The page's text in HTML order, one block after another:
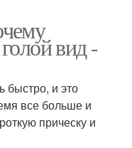
вид -
быстро, и это
все больше и
прическу и